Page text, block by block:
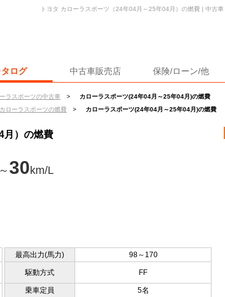
タログ 中古車販売店 保険/ローン/他
ラスポーツの中古車 >
カローラスポーツ(24年04月～25年04月)の燃費
カローラスポーツの燃費 > カローラスポーツ(24年04月～25年04月)の燃費
トヨタ カローラスポーツ（24年04月～25年04月）の燃費 | 中古
月）の燃費
～ 30km/L
最高出力(馬力)
98～170
駆動方式 FF
乗車定員 5名